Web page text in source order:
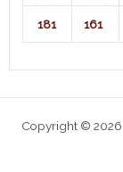
181 161
Copyright © 2026